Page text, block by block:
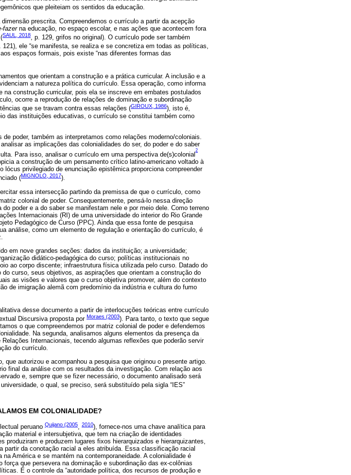
que pleiteiam os sentidos da educação.
prescrita. Compreendemos o currículo a partir da acepção
fazerna educação, no espaço escolar, e nas ações que acontecem fora
SAUL, 2018
, p. 129, grifos no original). O currículo pode ser também
121), ele “se manifesta, se realiza e se concretiza em todas as políticas,
espaços formais, pois existe “nas diferentes formas das
que orientam a construção e a prática curricular. A inclusão e a
a natureza política do currículo. Essa operação, como informa
na construção curricular, pois ela se inscreve em embates postulados
ocorre a reprodução de relações de dominação e subordinação
que se travam contra essas relações (GIROUX, 1986), isto é,
das instituições educativas, o currículo se constitui também como
poder, também as interpretamos como relações moderno/coloniais.
as implicações das colonialidades do ser, do poder e do saber
Para isso, analisar o currículo em uma perspectiva de(s)colonial
2
a construção de um pensamento crítico latino-americano voltado à
lócus privilegiado de enunciação epistêmica proporciona compreender
(MIGNOLO, 2017).
essa intersecção partindo da premissa de que o currículo, como
colonial de poder. Consequentemente, pensá-lo nessa direção
poder e a do saber se manifestam nele e por meio dele. Como terreno
Internacionais (RI) de uma universidade do interior do Rio Grande
Pedagógico de Curso (PPC). Ainda que essa fonte de pesquisa
análise, como um elemento de regulação e orientação do currículo, é
em nove grandes seções: dados da instituição; a universidade;
didático-pedagógica do curso; políticas institucionais no
ao corpo discente; infraestrutura física utilizada pelo curso. Datado do
curso, seus objetivos, as aspirações que orientam a construção do
as visões e valores que o curso objetiva promover, além do contexto
de imigração alemã com predomínio da indústria e cultura do fumo
desse documento a partir de interlocuções teóricas entre currículo
Discursiva proposta por Moraes (2003). Para tanto, o texto que segue
o que compreendemos por matriz colonial de poder e defendemos
Na segunda, analisamos alguns elementos da presença da
Internacionais, tecendo algumas reflexões que poderão servir
do currículo.
autorizou e acompanhou a pesquisa que originou o presente artigo.
final da análise com os resultados da investigação. Com relação aos
e, sempre que se fizer necessário, o documento analisado será
o qual, se preciso, será substituído pela sigla “IES”
EM COLONIALIDADE?
peruano Quijano (2005, 2010), fornece-nos uma chave analítica para
material e intersubjetiva, que tem na criação de identidades
e produzem lugares fixos hierarquizados e hierarquizantes,
partir da conotação racial a eles atribuída. Essa classificação racial
América e se mantém na contemporaneidade. A colonialidade é
que persevera na dominação e subordinação das ex-colônias
É o controle da “autoridade política, dos recursos de produção e